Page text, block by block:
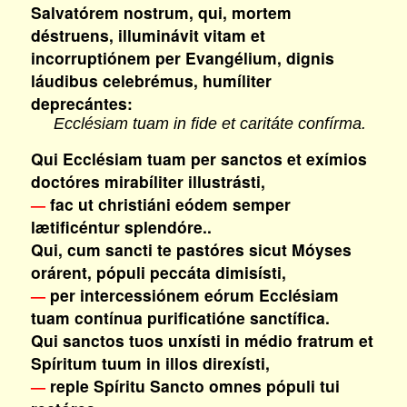
Salvatórem nostrum, qui, mortem
déstruens, illuminávit vitam et
incorruptiónem per Evangélium, dignis
láudibus celebrémus, humíliter
deprecántes:
Ecclésiam tuam in fide et caritáte confírma.
Qui Ecclésiam tuam per sanctos et exímios
doctóres mirabíliter illustrásti,
—fac ut christiáni eódem semper
lætificéntur splendóre..
Qui, cum sancti te pastóres sicut Móyses
orárent, pópuli peccáta dimisísti,
—per intercessiónem eórum Ecclésiam
tuam contínua purificatióne sanctífica.
Qui sanctos tuos unxísti in médio fratrum et
Spíritum tuum in illos direxísti,
—reple Spíritu Sancto omnes pópuli tui